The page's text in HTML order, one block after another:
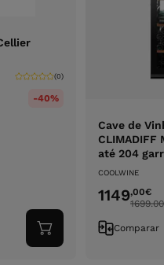
(0)
-40%
Adicionar
ao
Cave de
CLIMADIFF
até 204
COOLWINE
1149,00€
1699.00
Comparar